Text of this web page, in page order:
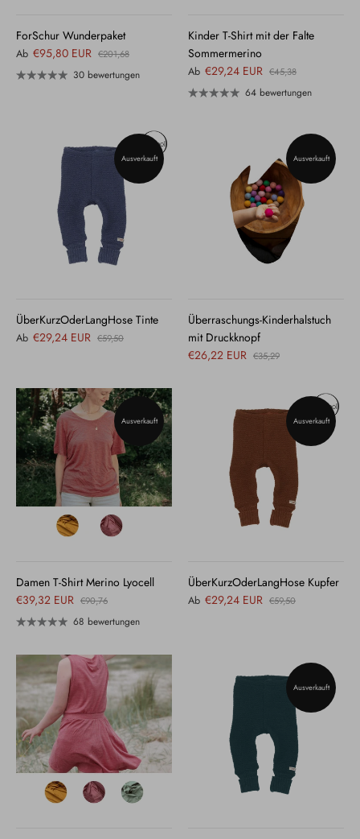
ForSchur Wunderpaket
Ab €95,80 EUR €201,68
30 bewertungen
Kinder T-Shirt mit der Falte
Sommermerino
Ab €29,24 EUR €45,38
64 bewertungen
Ausverkauft
ÜberKurzOderLangHose Tinte
Ab €29,24 EUR €59,50
Ausverkauft
Überraschungs-Kinderhalstuch
mit Druckknopf
€26,22 EUR €35,29
Ausverkauft
Damen T-Shirt Merino Lyocell
€39,32 EUR €90,76
68 bewertungen
Ausverkauft
ÜberKurzOderLangHose Kupfer
Ab €29,24 EUR €59,50
Ausverkauft